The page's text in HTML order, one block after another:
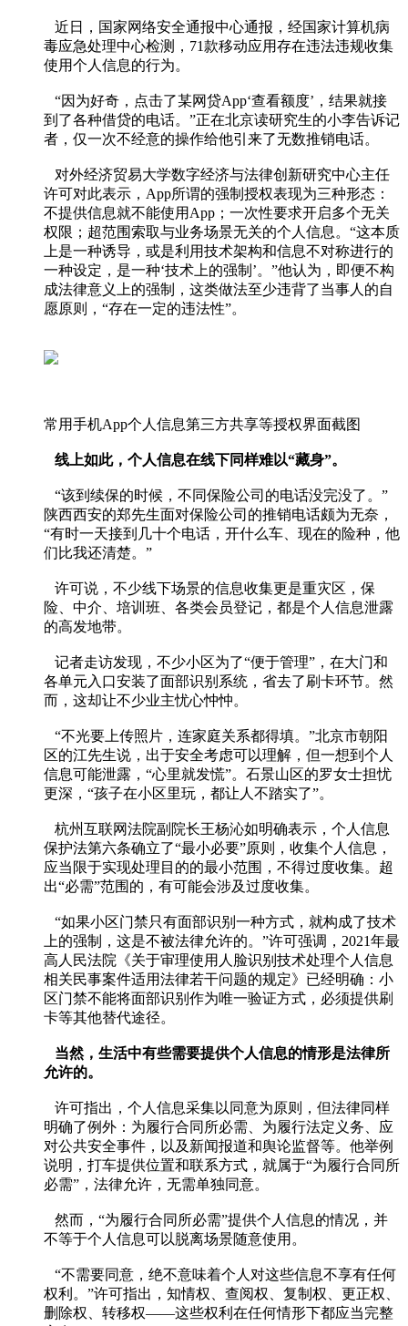
近日，国家网络安全通报中心通报，经国家计算机病
毒应急处理中心检测，71款移动应用存在违法违规收集
使用个人信息的行为。
“因为好奇，点击了某网贷App‘查看额度’，结果就接
到了各种借贷的电话。”正在北京读研究生的小李告诉记
者，仅一次不经意的操作给他引来了无数推销电话。
对外经济贸易大学数字经济与法律创新研究中心主任
许可对此表示，App所谓的强制授权表现为三种形态：
不提供信息就不能使用App；一次性要求开启多个无关
权限；超范围索取与业务场景无关的个人信息。“这本质
上是一种诱导，或是利用技术架构和信息不对称进行的
一种设定，是一种‘技术上的强制’。”他认为，即便不构
成法律意义上的强制，这类做法至少违背了当事人的自
愿原则，“存在一定的违法性”。
常用手机App个人信息第三方共享等授权界面截图
线上如此，个人信息在线下同样难以“藏身”。
“该到续保的时候，不同保险公司的电话没完没了。”
陕西西安的郑先生面对保险公司的推销电话颇为无奈，
“有时一天接到几十个电话，开什么车、现在的险种，他
们比我还清楚。”
许可说，不少线下场景的信息收集更是重灾区，保
险、中介、培训班、各类会员登记，都是个人信息泄露
的高发地带。
记者走访发现，不少小区为了“便于管理”，在大门和
各单元入口安装了面部识别系统，省去了刷卡环节。然
而，这却让不少业主忧心忡忡。
“不光要上传照片，连家庭关系都得填。”北京市朝阳
区的江先生说，出于安全考虑可以理解，但一想到个人
信息可能泄露，“心里就发慌”。石景山区的罗女士担忧
更深，“孩子在小区里玩，都让人不踏实了”。
杭州互联网法院副院长王杨沁如明确表示，个人信息
保护法第六条确立了“最小必要”原则，收集个人信息，
应当限于实现处理目的的最小范围，不得过度收集。超
出“必需”范围的，有可能会涉及过度收集。
“如果小区门禁只有面部识别一种方式，就构成了技术
上的强制，这是不被法律允许的。”许可强调，2021年最
高人民法院《关于审理使用人脸识别技术处理个人信息
相关民事案件适用法律若干问题的规定》已经明确：小
区门禁不能将面部识别作为唯一验证方式，必须提供刷
卡等其他替代途径。
当然，生活中有些需要提供个人信息的情形是法律所
允许的。
许可指出，个人信息采集以同意为原则，但法律同样
明确了例外：为履行合同所必需、为履行法定义务、应
对公共安全事件，以及新闻报道和舆论监督等。他举例
说明，打车提供位置和联系方式，就属于“为履行合同所
必需”，法律允许，无需单独同意。
然而，“为履行合同所必需”提供个人信息的情况，并
不等于个人信息可以脱离场景随意使用。
“不需要同意，绝不意味着个人对这些信息不享有任何
权利。”许可指出，知情权、查阅权、复制权、更正权、
删除权、转移权——这些权利在任何情形下都应当完整